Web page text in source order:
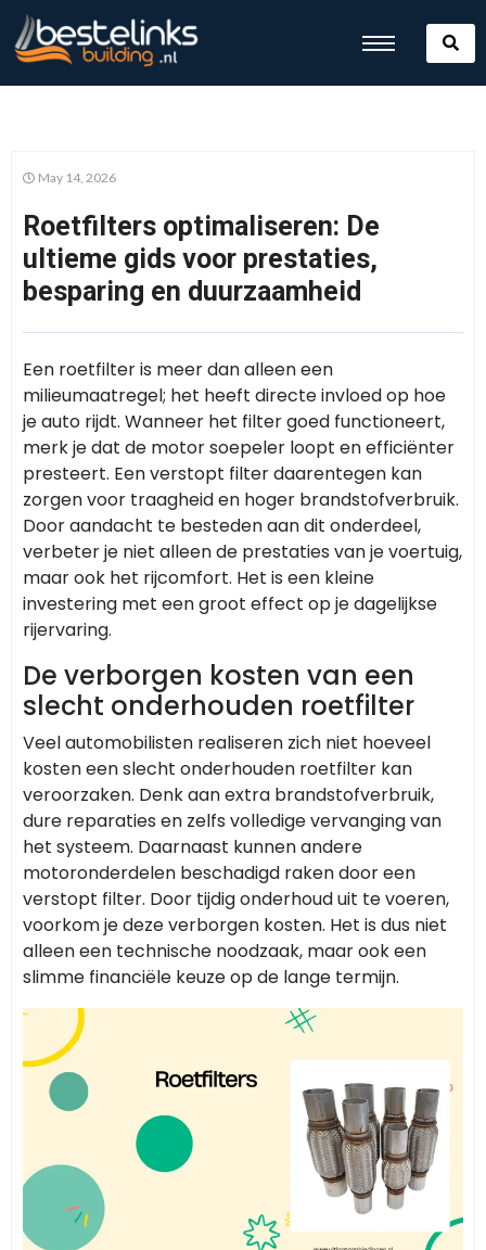
May 14, 2026
Roetfilters optimaliseren: De
ultieme gids voor prestaties,
besparing en duurzaamheid
Een roetfilter is meer dan alleen een
milieumaatregel; het heeft directe invloed op hoe
je auto rijdt. Wanneer het filter goed functioneert,
merk je dat de motor soepeler loopt en efficiënter
presteert. Een verstopt filter daarentegen kan
zorgen voor traagheid en hoger brandstofverbruik.
Door aandacht te besteden aan dit onderdeel,
verbeter je niet alleen de prestaties van je voertuig,
maar ook het rijcomfort. Het is een kleine
investering met een groot effect op je dagelijkse
rijervaring.
De verborgen kosten van een
slecht onderhouden roetfilter
Veel automobilisten realiseren zich niet hoeveel
kosten een slecht onderhouden roetfilter kan
veroorzaken. Denk aan extra brandstofverbruik,
dure reparaties en zelfs volledige vervanging van
het systeem. Daarnaast kunnen andere
motoronderdelen beschadigd raken door een
verstopt filter. Door tijdig onderhoud uit te voeren,
voorkom je deze verborgen kosten. Het is dus niet
alleen een technische noodzaak, maar ook een
slimme financiële keuze op de lange termijn.